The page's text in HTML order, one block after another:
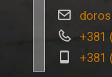
+381
+381